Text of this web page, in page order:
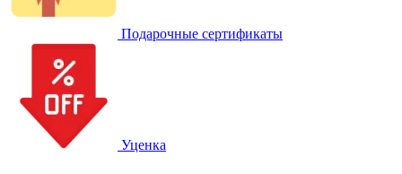
Подарочные сертификаты
Уценка